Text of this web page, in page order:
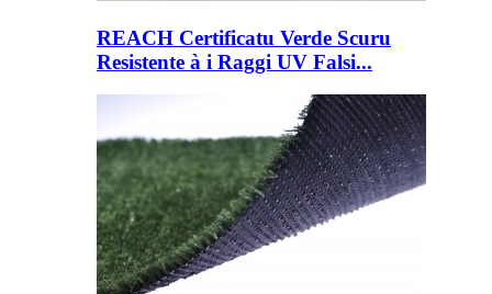
REACH Certificatu Verde Scuru
Resistente à i Raggi UV Falsi...